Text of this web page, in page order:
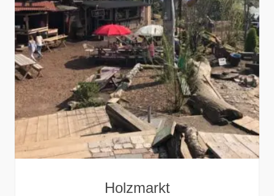
Holzmarkt